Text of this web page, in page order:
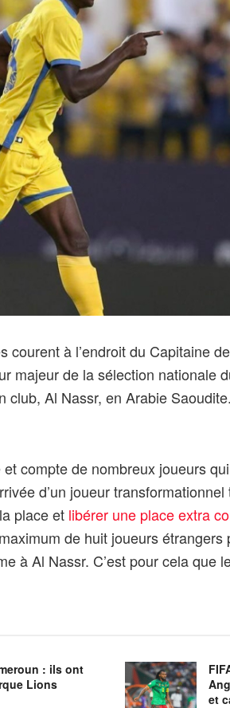
courent à l’endroit du Capitaine
majeur de la sélection nationale
club, Al Nassr, en Arabie
compte de nombreux joueurs
d’un joueur
place et libérer une place extra
de huit joueurs étrangers
à Al Nassr. C’est pour cela que
: ils ont
Lions
et